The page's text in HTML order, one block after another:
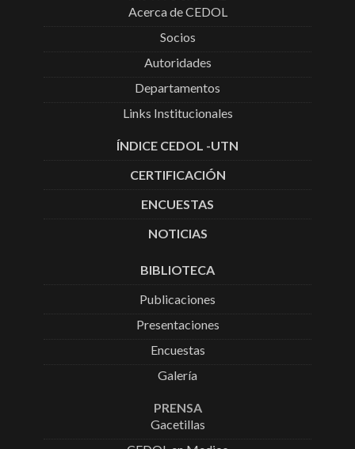
Acerca de CEDOL
Socios
Autoridades
Departamentos
Links Institucionales
ÍNDICE CEDOL -UTN
CERTIFICACIÓN
ENCUESTAS
NOTICIAS
BIBLIOTECA
Publicaciones
Presentaciones
Encuestas
Galería
PRENSA
Gacetillas